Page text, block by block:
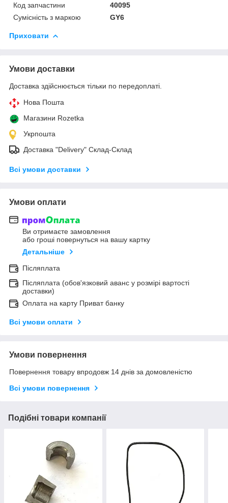
Код запчастини
40095
Сумісність з маркою
GY6
Приховати
Умови доставки
Доставка здійснюється тільки по передоплаті.
Нова Пошта
Магазини Rozetka
Укрпошта
Доставка "Delivery" Склад-Склад
Всі умови доставки
Умови оплати
Ви отримаєте замовлення
або гроші повернуться на вашу картку
Детальніше
Післяплата
Післяплата (обов'язковий аванс у розмірі вартості
доставки)
Оплата на карту Приват банку
Всі умови оплати
Умови повернення
Повернення товару впродовж 14 днів за домовленістю
Всі умови повернення
Подібні товари компанії